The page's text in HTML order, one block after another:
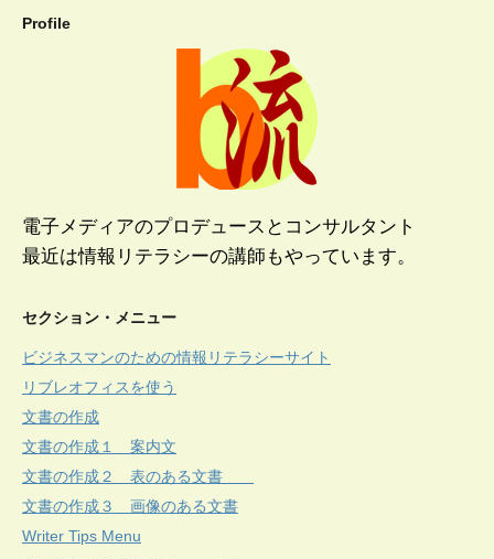
Profile
電子メディアのプロデュースとコンサルタント
最近は情報リテラシーの講師もやっています。
セクション・メニュー
ビジネスマンのための情報リテラシーサイト
リブレオフィスを使う
文書の作成
文書の作成１ 案内文
文書の作成２ 表のある文書
文書の作成３ 画像のある文書
Writer Tips Menu